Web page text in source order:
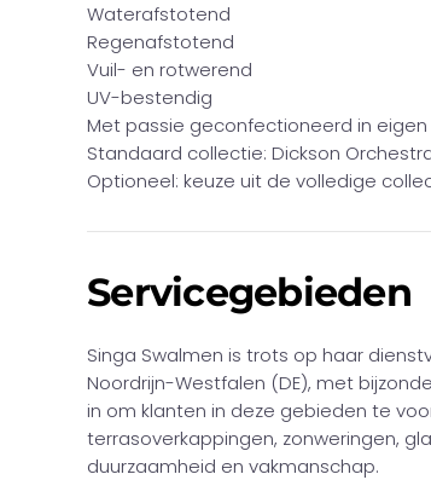
Waterafstotend
Regenafstotend
Vuil- en rotwerend
UV-bestendig
Met passie geconfectioneerd in
Standaard collectie: Dickson
Optioneel: keuze uit de volledige
Servicegebieden
Singa Swalmen is trots op haar
Noordrijn-Westfalen (DE), met
in om klanten in deze gebieden te
terrasoverkappingen, zonweringen,
duurzaamheid en vakmanschap.